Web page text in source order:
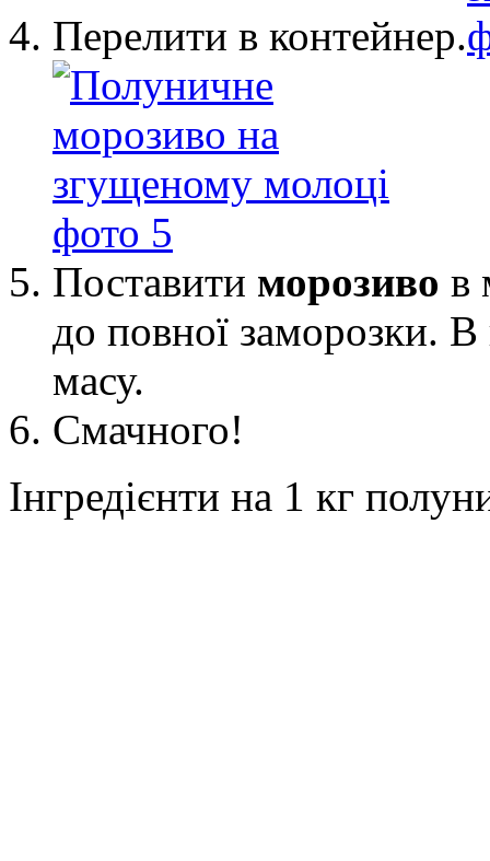
Перелити в контейнер.
Поставити морозиво в
до повної заморозки.
масу.
Смачного!
Інгредієнти на 1 кг